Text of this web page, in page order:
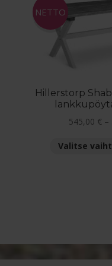
Hillerstorp
NETTO
545,00 € –
Valitse